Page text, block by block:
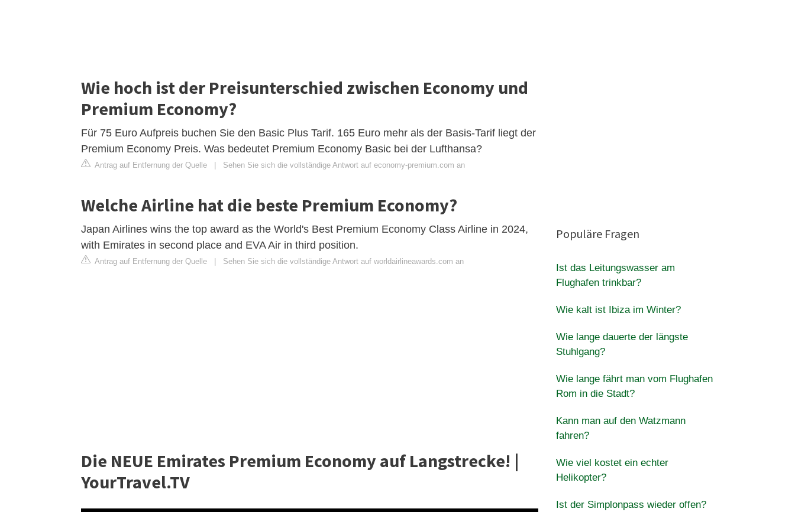
Wie hoch ist der Preisunterschied zwischen Economy und
Premium Economy?
Für 75 Euro Aufpreis buchen Sie den Basic Plus Tarif. 165 Euro mehr als der Basis-Tarif liegt der
Premium Economy Preis. Was bedeutet Premium Economy Basic bei der Lufthansa?
Antrag auf Entfernung der Quelle Sehen Sie sich die vollständige Antwort auf economy-premium.com an
Welche Airline hat die beste Premium Economy?
Japan Airlines wins the top award as the World's Best Premium Economy Class Airline in 2024,
with Emirates in second place and EVA Air in third position.
Antrag auf Entfernung der Quelle Sehen Sie sich die vollständige Antwort auf worldairlineawards.com an
Die NEUE Emirates Premium Economy auf Langstrecke! |
YourTravel.TV
Populäre Fragen
Ist das Leitungswasser am
Flughafen trinkbar?
Wie kalt ist Ibiza im Winter?
Wie lange dauerte der längste
Stuhlgang?
Wie lange fährt man vom Flughafen
Rom in die Stadt?
Kann man auf den Watzmann
fahren?
Wie viel kostet ein echter
Helikopter?
Ist der Simplonpass wieder offen?